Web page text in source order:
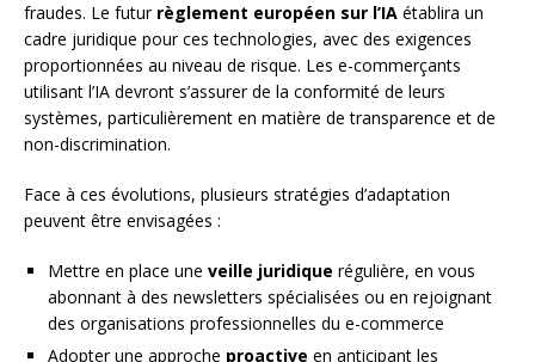
fraudes. Le futur règlement européen sur l’IA établira un
cadre juridique pour ces technologies, avec des exigences
proportionnées au niveau de risque. Les e-commerçants
utilisant l’IA devront s’assurer de la conformité de leurs
systèmes, particulièrement en matière de transparence et de
non-discrimination.
Face à ces évolutions, plusieurs stratégies d’adaptation
peuvent être envisagées :
Mettre en place une veille juridique régulière, en vous
abonnant à des newsletters spécialisées ou en rejoignant
des organisations professionnelles du e-commerce
Adopter une approche proactive en anticipant les